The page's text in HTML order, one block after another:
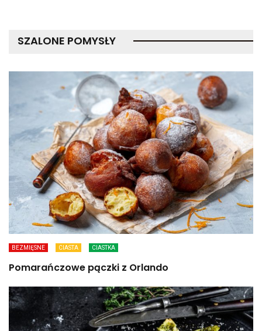
SZALONE POMYSŁY
BEZMIĘSNE CIASTA CIASTKA
Pomarańczowe pączki z Orlando